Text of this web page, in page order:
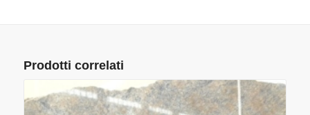
Prodotti correlati